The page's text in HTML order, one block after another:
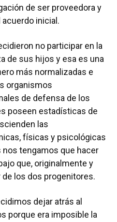
de ser proveedora y
acuerdo inicial.
no participar en la
de sus hijos y esa es una
más normalizadas e
organismos
de defensa de los
poseen estadísticas de
las
físicas y psicológicas
tengamos que hacer
que, originalmente y
los dos progenitores.
dejar atrás al
porque era imposible la